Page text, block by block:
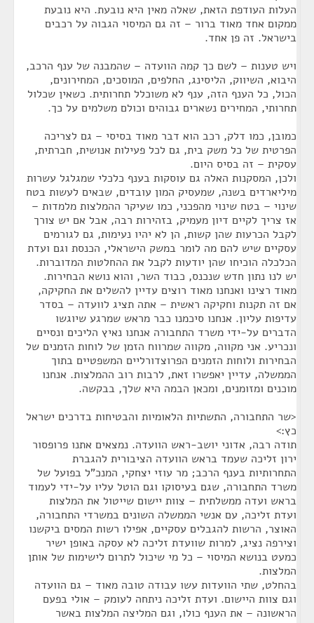
העלות העודפת הזאת, שאלה מאין היא נובעת. היא נובעת
ממקום אחד מאוד ברור – זה גם המיסוי הגבוה על רכבים
בישראל. זה פן אחד.
ויש טענות – לשם כך קמה הוועדה – שהמבנה של ענף הרכב,
היבוא, השיווק, הליסינג, החלפים, המוסכים, המחירונים,
הכול, כל הענף הזה, ענף לא משוכלל תחרותית. כשאין שכלול
תחרותי, המחירים נשארים גבוהים וכולם משלמים על כך.
כמובן, כמו דלק, רכב הוא דבר מאוד בסיסי – גם לצריכה
הפרטית של כל משק בית, גם לכל פעילות אנושית, חברתית,
עסקית – זה בסיס היום.
ולכן, המסקנות האלה גם עוסקות בענף כלכלי שמגלגל עשרות
מיליארדים בשנה, שמעסיק המון עובדים, שבאים לעשות בטח
שינוי – בטח שינוי מהפכני, כמו שעיקר ההמלצות מלמדות –
אז צריך לקיים דיון מעמיק, בזהירות רבה, אבל אם יש צורך
לקבל הכרעות שהן קשות, הן לא יהיו נעימות, גם לגורמים
עסקיים שיש להם מה לומר במשק הישראלי, הכנסת וגם ועדת
הכלכלה הוכיחו שהן יודעות לקבל את ההחלטות המדוברות.
יש לנו נתון חדש שנכנס, כבוד השר, והוא נושא הבחירות.
מאוד רצינו ואנחנו מאוד רוצים עדיין להשלים את החקיקה,
אם זה תקנות וחקיקה ראשית – אתה תציג לוועדה – בסדר
עדיפות עליון. אנחנו סיכמנו כבר מראש שמרגע שיוגשו
הדברים על-ידי משרד התחבורה אנחנו נאיץ הליכים ונסיים
ונכריע. אני מקווה, מקווה שמרווח הזמן של לוחות הזמנים של
הבחירות ולוחות הזמנים הפרוצדורליים המשפטיים בתוך
הממשלה, עדיין יאפשרו זאת, לרבות רוב ההמלצות. אנחנו
מוכנים ומזומנים, ומכאן הבמה היא שלך, בבקשה.
<שר התחבורה, התשתיות הלאומיות והבטיחות בדרכים ישראל
כץ:>
תודה רבה, אדוני יושב-ראש הוועדה. נמצאים אתנו פרופסור
ירון זליכה שעמד בראש הוועדה הציבורית להגברת
התחרותיות בענף הרכב; מר עוזי יצחקי, המנכ"ל בפועל של
משרד התחבורה, שגם בעיסוקו וגם הוטל עליו על-ידי לעמוד
בראש ועדה ממשלתית – צוות יישום שייטול את המלצות
ועדת זליכה, עם אנשי הממשלה השונים במשרדי התחבורה,
האוצר, הרשות להגבלים עסקיים, אפילו רשות המסים ביקשנו
וצירפה נציג, למרות שוועדת זליכה לא עסקה באופן ישיר
כמעט בנושא המיסוי – כל מי שיכול לתרום לישימות של אותן
המלצות.
בהחלט, שתי הוועדות עשו עבודה טובה מאוד – גם הוועדה
וגם צוות היישום. ועדת זליכה ניתחה לעומק – אולי בפעם
הראשונה – את הענף כולו, וגם המליצה המלצות באשר